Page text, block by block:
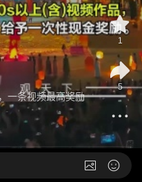
一条视频最高奖励
1
5